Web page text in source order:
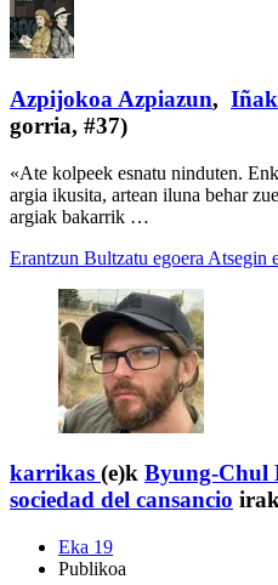
Azpijokoa Azpiazun,
gorria, #37)
«Ate kolpeek esnatu ninduten.
argia ikusita, artean iluna behar
argiak bakarrik …
Erantzun Bultzatu egoera Atsegin
karrikas (e)k Byung-Chul
sociedad del cansancio
Eka 19
Publikoa